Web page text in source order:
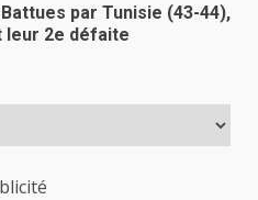
par Tunisie (43-44),
leur 2e défaite